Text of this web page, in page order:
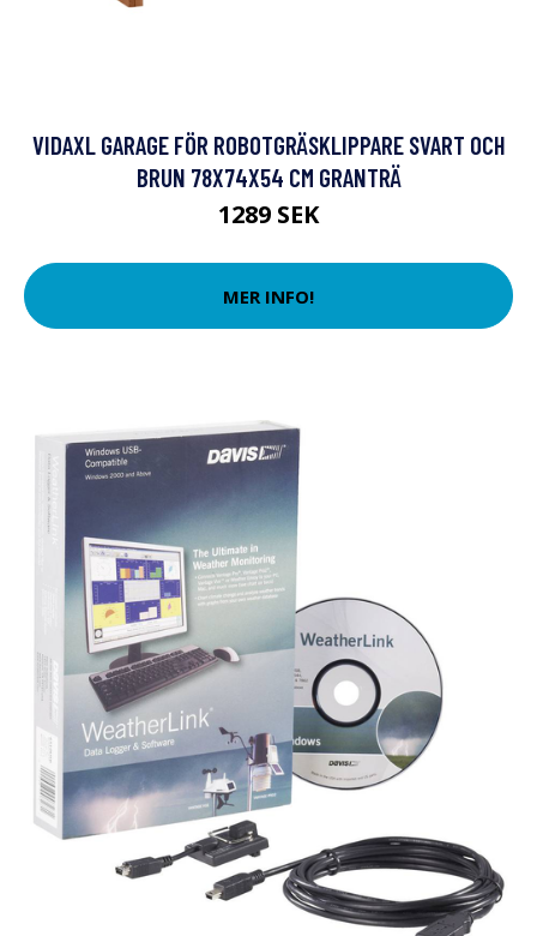
VIDAXL GARAGE FÖR ROBOTGRÄSKLIPPARE SVART OCH
BRUN 78X74X54 CM GRANTRÄ
1289 SEK
MER INFO!